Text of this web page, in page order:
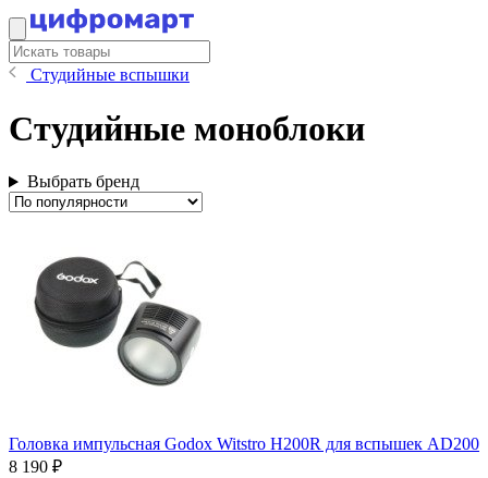
Студийные вспышки
Студийные моноблоки
Выбрать бренд
Головка импульсная Godox Witstro H200R для вспышек AD200
8 190 ₽